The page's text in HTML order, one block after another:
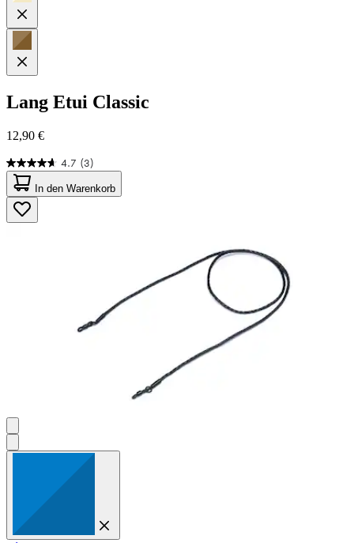
Lang Etui Classic
12,90 €
4.7 (3)
4.7
von
5
Sternen.
3
In den Warenkorb